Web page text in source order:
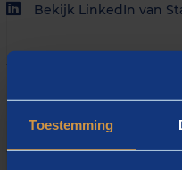
Toestemming
Bekijk LinkedIn van
THEMA'S
Digitalisering